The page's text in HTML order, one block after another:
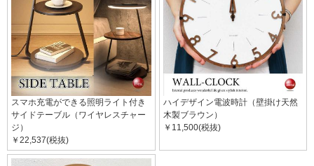
スマホ充電ができる照明ライト付き
サイドテーブル（ワイヤレスチャー
ジ）
￥22,537(税抜)
ハイデザイン電波時計（壁掛け天然
木製ブラウン）
￥11,500(税抜)